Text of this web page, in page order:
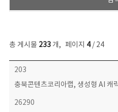
총 게시물 233개, 페이지 4/ 24
보도자료 목록 - 번호, 제목, 작성자, 파일, 조회수, 작성일 정보 제공
203
충북콘텐츠코리아랩, 생성형 AI 캐
26290